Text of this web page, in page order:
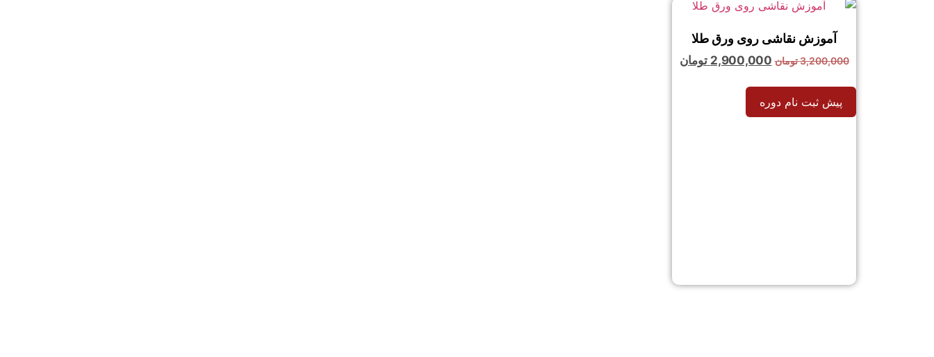
آموزش نقاشی روی ورق طلا
3,200,000تومان 2,900,000 تومان
پیش ثبت نام دوره